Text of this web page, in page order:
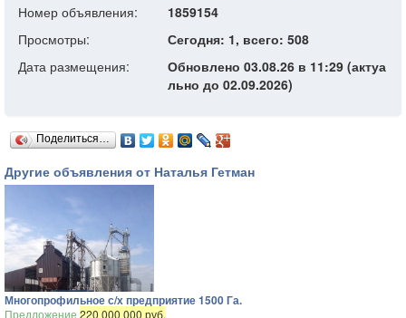
Номер объявления:
1859154
Просмотры:
Сегодня: 1, всего: 508
Дата размещения:
Обновлено 03.08.26 в 11:29 (актуа
льно до 02.09.2026)
Поделиться…
Другие объявления от Наталья Гетман
Многопрофильное с/х предприятие 1500 Га.
Предложение 220 000 000 руб.